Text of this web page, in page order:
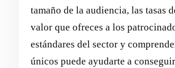
tamaño de la audiencia, las tasas
valor que ofreces a los
estándares del sector y
únicos puede ayudarte a